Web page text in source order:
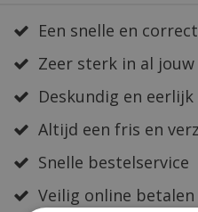
Een snelle en
Zeer sterk in al
Deskundig en eerlijk
Altijd een fris en
Snelle bestelservice
Veilig online betalen